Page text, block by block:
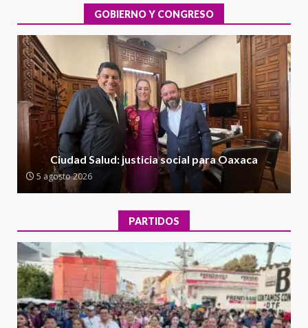
1
integral de las instalaciones de la
Escuela Secundaria General
Moisés Sáenz Garza
5 agosto 2026
2
Ciudad Salud: justicia social para
Oaxaca
5 agosto 2026
3
Encuentro de Ariadna Montiel
con el Gobernador Salomón Jara
Cruz reafirma la consolidación
de la transformación en
territorio oaxaqueño
30 julio 2026
4
presencia institucional en San
Juan Mazatlán
20 julio 2026
Sanciona Municipio de Oaxaca
GOBIERNO Y CONGRESO
Ciudad Salud: justicia social para Oaxaca
5 agosto 2026
PARTIDOS